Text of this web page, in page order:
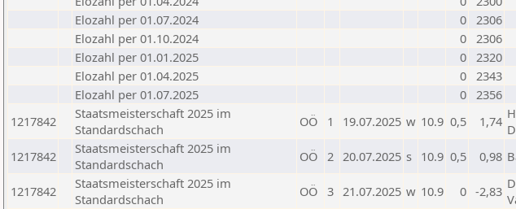
Elozahl per 01.07.2024
0 2306
Elozahl per 01.10.2024
0 2306
Elozahl per 01.01.2025
0 2320
Elozahl per 01.04.2025
0 2343
Elozahl per 01.07.2025
0 2356
1217842
Staatsmeisterschaft 2025 im
Standardschach
OÖ 1 19.07.2025 w 10.9 0,5 1,74
1217842
Staatsmeisterschaft 2025 im
Standardschach
OÖ 2 20.07.2025 s 10.9 0,5 0,98
1217842
Staatsmeisterschaft 2025 im
Standardschach
OÖ 3 21.07.2025 w 10.9 0 -2,83